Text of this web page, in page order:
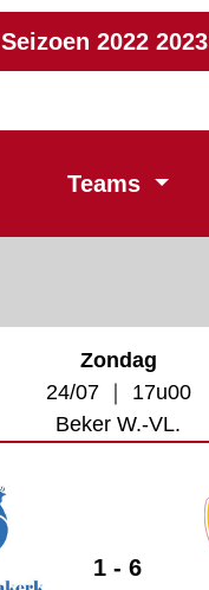
Seizoen 2022 2023
Teams
Zondag
24/07 ｜ 17u00
Beker W.-VL.
1 - 6